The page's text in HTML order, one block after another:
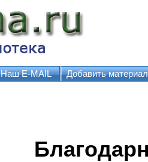
Наш E-MAIL Добавить материал